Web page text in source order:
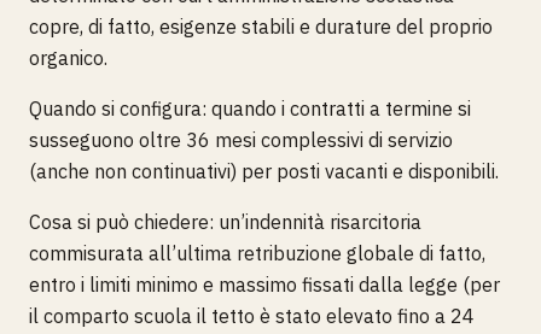
copre, di fatto, esigenze stabili e durature del proprio
organico.
Quando si configura: quando i contratti a termine si
susseguono oltre 36 mesi complessivi di servizio
(anche non continuativi) per posti vacanti e disponibili.
Cosa si può chiedere: un’indennità risarcitoria
commisurata all’ultima retribuzione globale di fatto,
entro i limiti minimo e massimo fissati dalla legge (per
il comparto scuola il tetto è stato elevato fino a 24